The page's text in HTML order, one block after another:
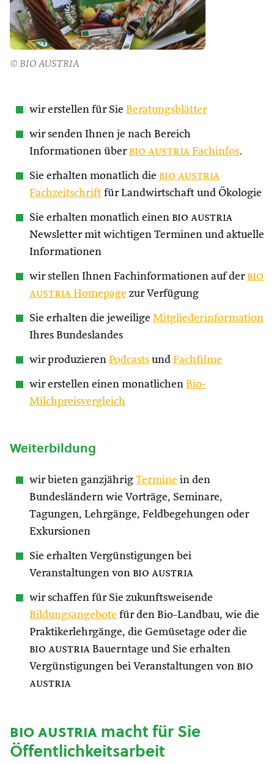
© BIO AUSTRIA
wir erstellen für Sie Beratungsblätter
wir senden Ihnen je nach Bereich
Informationen über bio austria Fachinfos.
Sie erhalten monatlich die bio austria
Fachzeitschrift für Landwirtschaft und Ökologie
Sie erhalten monatlich einen bio austria
Newsletter mit wichtigen Terminen und aktuelle
Informationen
wir stellen Ihnen Fachinformationen auf der bio
austria Homepage zur Verfügung
Sie erhalten die jeweilige Mitgliederinformation
Ihres Bundeslandes
wir produzieren Podcasts und Fachfilme
wir erstellen einen monatlichen Bio-
Milchpreisvergleich
Weiterbildung
wir bieten ganzjährig Termine in den
Bundesländern wie Vorträge, Seminare,
Tagungen, Lehrgänge, Feldbegehungen oder
Exkursionen
Sie erhalten Vergünstigungen bei
Veranstaltungen von bio austria
wir schaffen für Sie zukunftsweisende
Bildungsangebote für den Bio-Landbau, wie die
Praktikerlehrgänge, die Gemüsetage oder die
bio austria Bauerntage und Sie erhalten
Vergünstigungen bei Veranstaltungen von bio
austria
bio austriamacht für Sie
Öffentlichkeitsarbeit